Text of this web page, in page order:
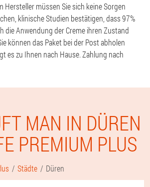
Hersteller müssen Sie sich keine Sorgen
klinische Studien bestätigen, dass 97%
die Anwendung der Creme ihren Zustand
können das Paket bei der Post abholen
es zu Ihnen nach Hause. Zahlung nach
MAN IN DÜREN
PREMIUM PLUS
Städte Düren